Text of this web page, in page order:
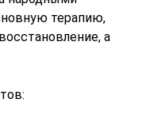
терапию,
а